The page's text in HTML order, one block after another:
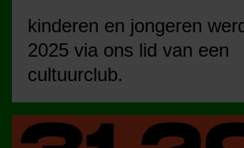
kinderen en jongeren
2025 via ons lid van een
cultuurclub.